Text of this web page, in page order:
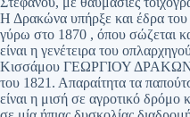
Η Δρακώνα υπήρξε και έδρα
γύρω στο 1870 , όπου σώζεται
είναι η γενέτειρα του
Κισσάμου ΓΕΩΡΓΙΟΥ
του 1821. Απαραίτητα τα
είναι η μισή σε αγροτικό δρόμο